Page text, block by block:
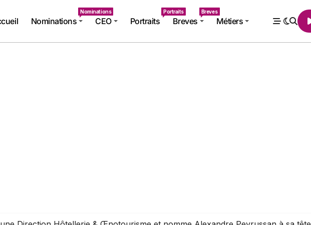
Nominations
Nominations
CEO Portraits
Portraits
Breves
Breves
Métiers